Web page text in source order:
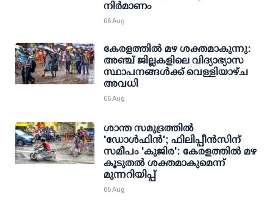
നിര്‍മാണം
06 Aug
കേരളത്തില്‍ മഴ ശക്തമാകുന്നു:
അഞ്ച് ജില്ലകളിലെ വിദ്യാഭ്യാസ
സ്ഥാപനങ്ങള്‍ക്ക് വെള്ളിയാഴ്ച
അവധി
06 Aug
ശാന്ത സമുദ്രത്തില്‍
'ഡോള്‍ഫിന്‍'; ഫിലിപ്പീന്‍സിന്
സമീപം 'കുജിര': കേരളത്തില്‍ മഴ
കൂടുതല്‍ ശക്തമാകുമെന്ന്
മുന്നറിയിപ്പ്
06 Aug